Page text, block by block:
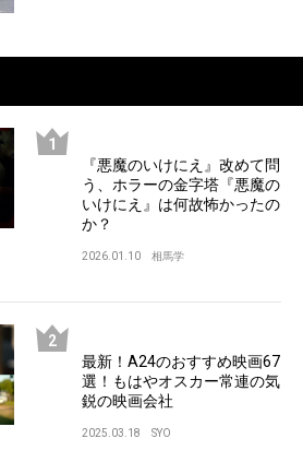
『悪魔のいけにえ』改めて問
う、ホラーの金字塔『悪魔の
いけにえ』は何故怖かったの
か？
2026.01.10 相馬学
最新！A24のおすすめ映画67
選！もはやオスカー常連の気
鋭の映画会社
2025.03.18 SYO